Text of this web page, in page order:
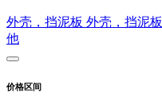
外壳，挡泥板 外壳，挡泥板
他
价格区间